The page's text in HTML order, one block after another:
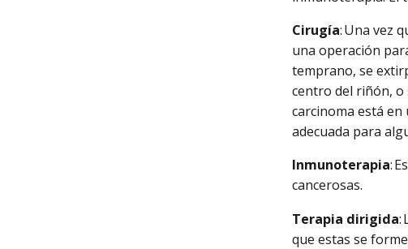
Cirugía: Una vez
una operación
temprano, se
centro del riñón, o
carcinoma está
adecuada para
Inmunoterapia:
cancerosas.
Terapia dirigida:
que estas se